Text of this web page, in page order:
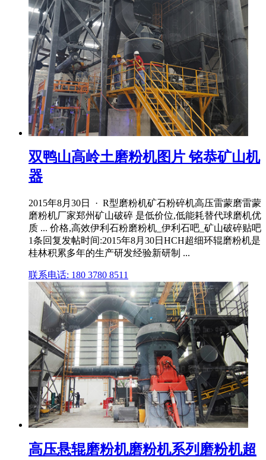
双鸭山高岭土磨粉机图片 铭恭矿山机
器
2015年8月30日 · R型磨粉机矿石粉碎机高压雷蒙磨雷蒙
磨粉机厂家郑州矿山破碎 是低价位,低能耗替代球磨机优
质 ... 价格,高效伊利石粉磨粉机_伊利石吧_矿山破碎贴吧
1条回复发帖时间:2015年8月30日HCH超细环辊磨粉机是
桂林积累多年的生产研发经验新研制 ...
联系电话: 180 3780 8511
高压悬辊磨粉机磨粉机系列磨粉机超